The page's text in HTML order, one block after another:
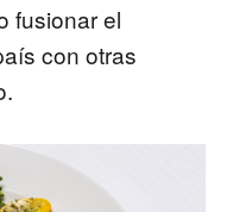
fusionar el
con otras